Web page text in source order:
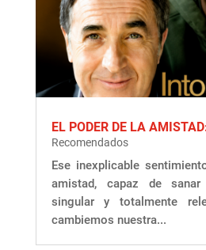
EL PODER DE LA
Recomendados
Ese inexplicable
amistad, capaz de
singular y totalmente
cambiemos nuestra...